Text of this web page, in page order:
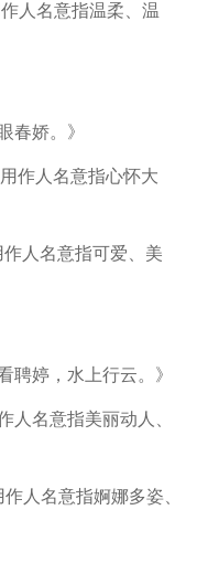
人名意指温柔、温
娇。》
作人名意指心怀大
人名意指可爱、美
婷，水上行云。》
人名意指美丽动人、
人名意指婀娜多姿、